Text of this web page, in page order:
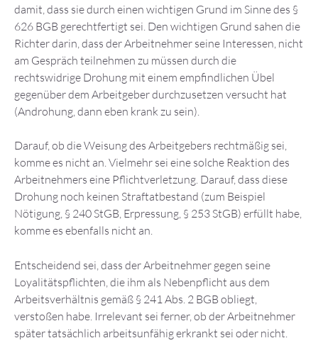
damit, dass sie durch einen wichtigen Grund im Sinne des §
626 BGB gerechtfertigt sei. Den wichtigen Grund sahen die
Richter darin, dass der Arbeitnehmer seine Interessen, nicht
am Gespräch teilnehmen zu müssen durch die
rechtswidrige Drohung mit einem empfindlichen Übel
gegenüber dem Arbeitgeber durchzusetzen versucht hat
(Androhung, dann eben krank zu sein).
Darauf, ob die Weisung des Arbeitgebers rechtmäßig sei,
komme es nicht an. Vielmehr sei eine solche Reaktion des
Arbeitnehmers eine Pflichtverletzung. Darauf, dass diese
Drohung noch keinen Straftatbestand (zum Beispiel
Nötigung, § 240 StGB, Erpressung, § 253 StGB) erfüllt habe,
komme es ebenfalls nicht an.
Entscheidend sei, dass der Arbeitnehmer gegen seine
Loyalitätspflichten, die ihm als Nebenpflicht aus dem
Arbeitsverhältnis gemäß § 241 Abs. 2 BGB obliegt,
verstoßen habe. Irrelevant sei ferner, ob der Arbeitnehmer
später tatsächlich arbeitsunfähig erkrankt sei oder nicht.